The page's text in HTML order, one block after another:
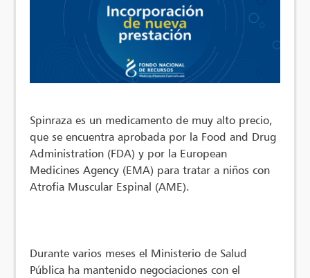
Spinraza es un medicamento de muy alto precio,
que se encuentra aprobada por la Food and Drug
Administration (FDA) y por la European
Medicines Agency (EMA) para tratar a niños con
Atrofia Muscular Espinal (AME).
Durante varios meses el Ministerio de Salud
Pública ha mantenido negociaciones con el